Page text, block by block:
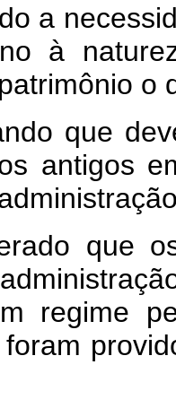
à
o
que deve
antigos
os
regime